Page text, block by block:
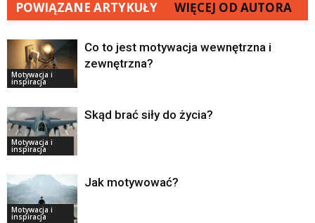
POWIĄZANE ARTYKUŁY WIĘCEJ OD AUTORA
Motywacja i
inspiracja
Co to jest motywacja wewnętrzna i
zewnętrzna?
Motywacja i
inspiracja
Skąd brać siły do życia?
Motywacja i
inspiracja
Jak motywować?